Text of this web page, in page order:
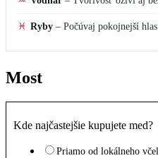
♓ Ryby – Počúvaj pokojnejší
Most
Kde najčastejšie kupujete med?
Priamo od lokálneho